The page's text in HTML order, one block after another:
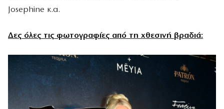
Josephine κ.α.
Δες όλες τις φωτογραφίες από τη χθεσινή βραδιά: